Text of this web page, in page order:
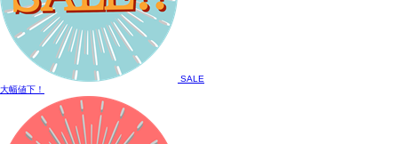
SALE
大幅値下！